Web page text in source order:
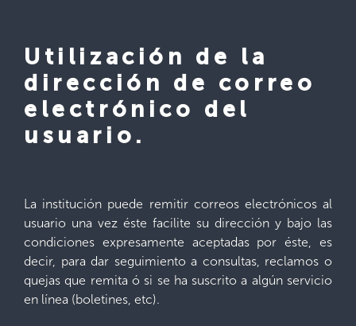
Utilización de la
dirección de correo
electrónico del
usuario.
La institución puede remitir correos electrónicos al
usuario una vez éste facilite su dirección y bajo las
condiciones expresamente aceptadas por éste, es
decir, para dar seguimiento a consultas, reclamos o
quejas que remita ó si se ha suscrito a algún servicio
en línea (boletines, etc).